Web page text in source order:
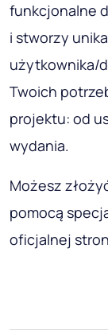
funkcjonalne
i stworzy
użytkownika/
Twoich
projektu: od
wydania.
Możesz
pomocą
oficjalnej